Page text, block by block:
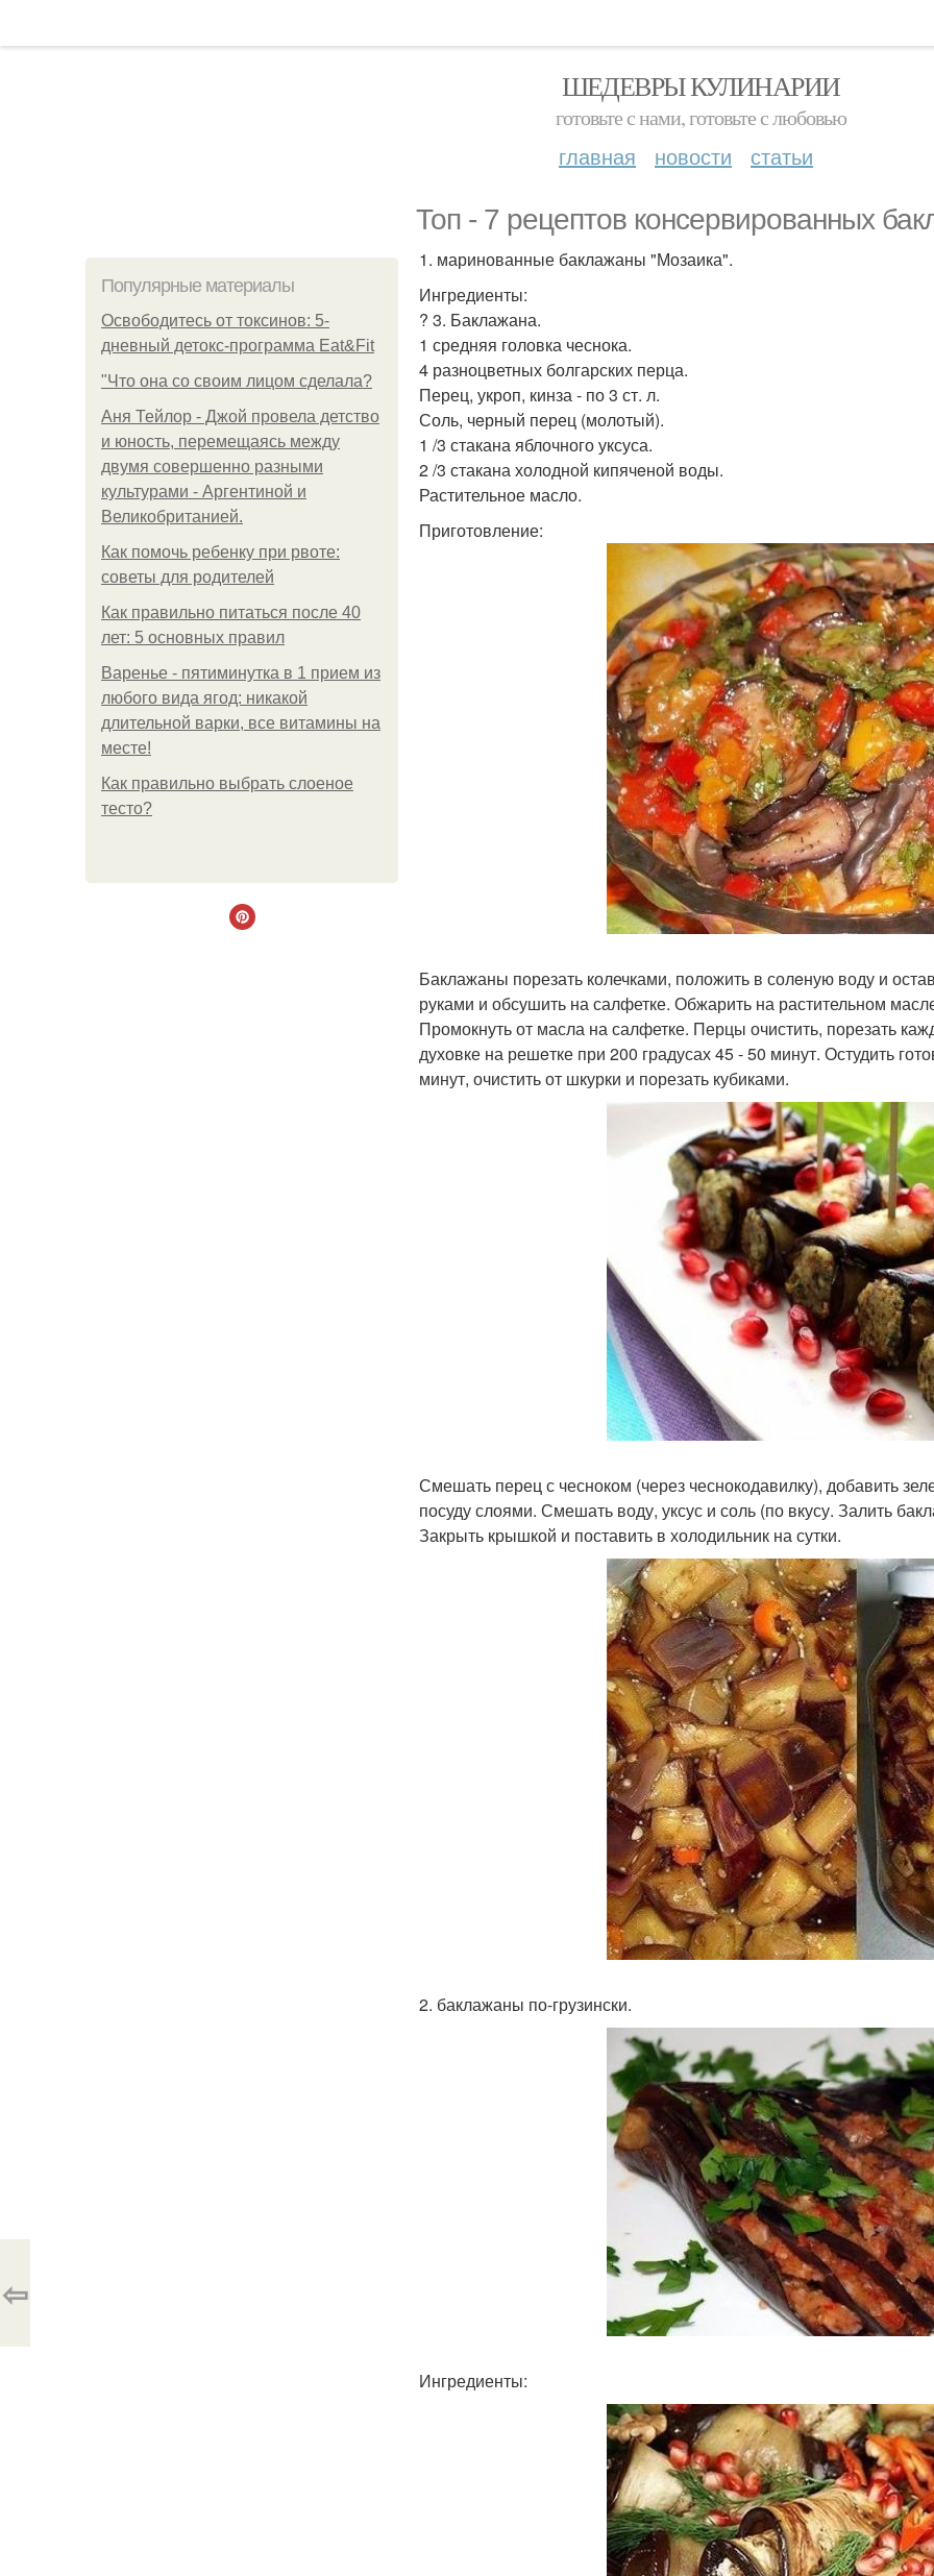
ШЕДЕВРЫ КУЛИНАРИИ
готовьте с нами, готовьте с любовью
главная новости статьи
Топ - 7 рецептов консервированных
Популярные материалы
Освободитесь от токсинов: 5-
дневный детокс-программа Eat&Fit
"Что она со своим лицом сделала?
Аня Тейлор - Джой провела детство
и юность, перемещаясь между
двумя совершенно разными
культурами - Аргентиной и
Великобританией.
Как помочь ребенку при рвоте:
советы для родителей
Как правильно питаться после 40
лет: 5 основных правил
Варенье - пятиминутка в 1 прием из
любого вида ягод: никакой
длительной варки, все витамины на
месте!
Как правильно выбрать слоеное
тесто?
1. маринованные баклажаны "Мозаика".
Ингредиенты:
? 3. Баклажана.
1 средняя головка чеснока.
4 разноцветных болгарских перца.
Перец, укроп, кинза - по 3 ст. л.
Соль, чeрный перец (молотый).
1 /3 стакана яблочного уксуса.
2 /3 стакана холодной кипячeной воды.
Растительное масло.
Приготовление:
Баклажаны порезать колечками, положить в солeную воду и
руками и обсушить на салфетке. Обжарить на растительном
Промокнуть от масла на салфетке. Перцы очистить, порезать
духовке на решeтке при 200 градусах 45 - 50 минут. Остудить
минут, очистить от шкурки и порезать кубиками.
Смешать перец с чесноком (через чеснокодавилку), добавить
посуду слоями. Смешать воду, уксус и соль (по вкусу. Залить
Закрыть крышкой и поставить в холодильник на сутки.
2. баклажаны по-грузински.
Ингредиенты:
⇦